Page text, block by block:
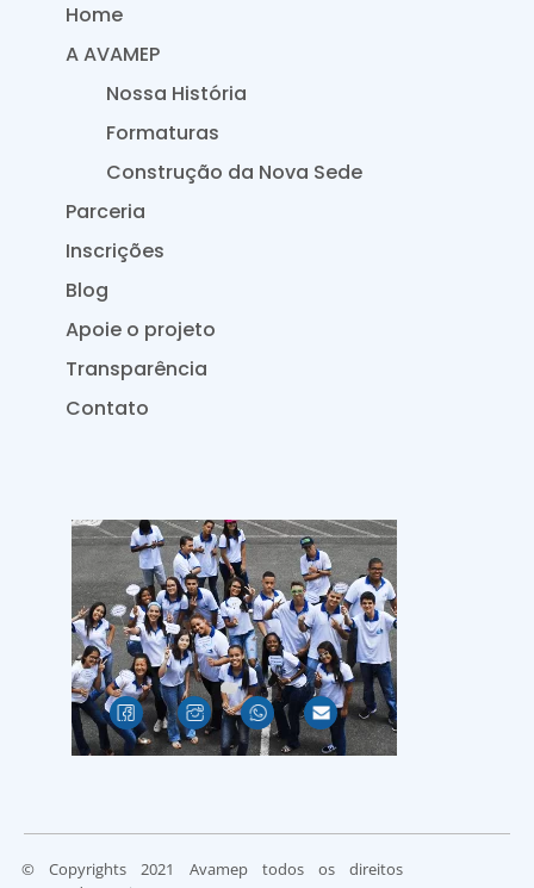
Home
A AVAMEP
Nossa História
Formaturas
Construção da Nova Sede
Parceria
Inscrições
Blog
Apoie o projeto
Transparência
Contato
© Copyrights 2021 Avamep todos os direitos